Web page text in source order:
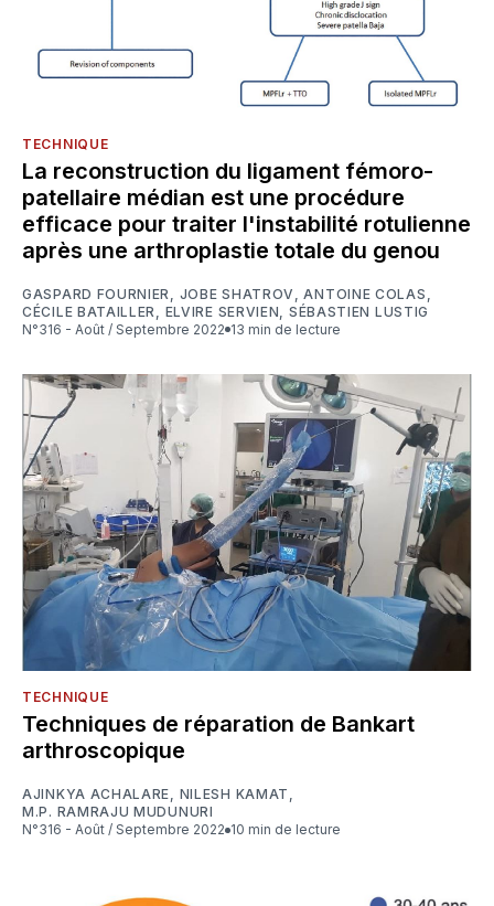
TECHNIQUE
La reconstruction du ligament fémoro-
patellaire médian est une procédure
efficace pour traiter l'instabilité rotulienne
après une arthroplastie totale du genou
GASPARD FOURNIER JOBE SHATROV ,ANTOINE COLAS
CÉCILE BATAILLER
ELVIRE SERVIEN
SÉBASTIEN LUSTIG
N°316 - Août / Septembre 2022
13 min de lecture
TECHNIQUE
Techniques de réparation de Bankart
arthroscopique
AJINKYA ACHALARE, NILESH KAMAT ,
M.P. RAMRAJU MUDUNURI
N°316 - Août / Septembre 2022
10 min de lecture